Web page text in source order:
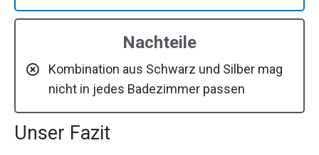
Nachteile
Kombination aus Schwarz und Silber mag
nicht in jedes Badezimmer passen
Unser Fazit